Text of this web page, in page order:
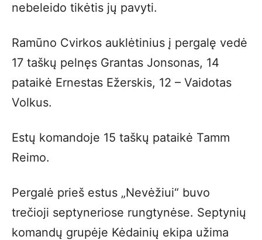
nebeleido tikėtis jų pavyti.
Ramūno Cvirkos auklėtinius į pergalę vedė
17 taškų pelnęs Grantas Jonsonas, 14
pataikė Ernestas Ežerskis, 12 – Vaidotas
Volkus.
Estų komandoje 15 taškų pataikė Tamm
Reimo.
Pergalė prieš estus „Nevėžiui“ buvo
trečioji septyneriose rungtynėse. Septynių
komandų grupėje Kėdainių ekipa užima